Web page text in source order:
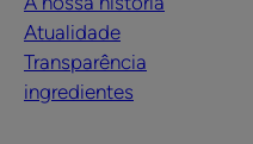
Atualidade
Transparência
ingredientes